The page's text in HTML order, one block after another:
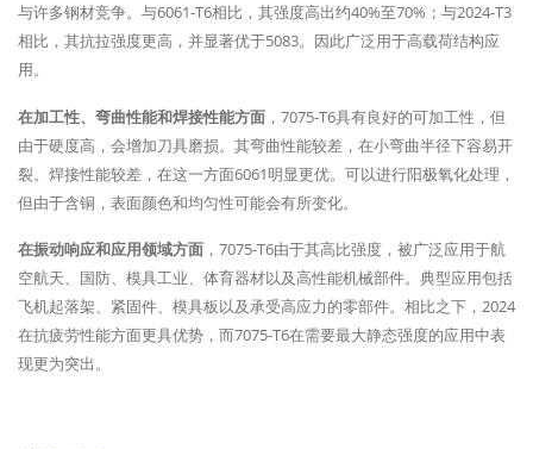
与许多钢材竞争。与6061-T6相比，其强度高出约40%至70%；与2024-T3
相比，其抗拉强度更高，并显著优于5083。因此广泛用于高载荷结构应
用。
在加工性、弯曲性能和焊接性能方面 ，7075-T6具有良好的可加工性，但
由于硬度高，会增加刀具磨损。其弯曲性能较差，在小弯曲半径下容易开
裂。焊接性能较差，在这一方面6061明显更优。可以进行阳极氧化处理，
但由于含铜，表面颜色和均匀性可能会有所变化。
在振动响应和应用领域方面 ，7075-T6由于其高比强度，被广泛应用于航
空航天、国防、模具工业、体育器材以及高性能机械部件。典型应用包括
飞机起落架、紧固件、模具板以及承受高应力的零部件。相比之下，2024
在抗疲劳性能方面更具优势，而7075-T6在需要最大静态强度的应用中表
现更为突出。